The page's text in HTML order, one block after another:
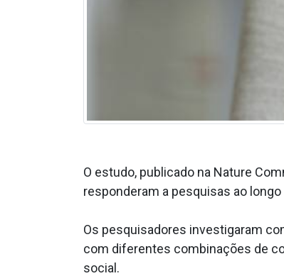
O estudo, publicado na Nature
responderam a pesquisas ao longo
Os pesquisadores investigaram
com diferentes combinações de
social.